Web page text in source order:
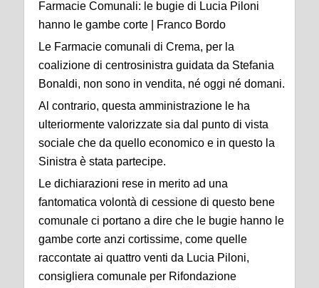
Farmacie Comunali: le bugie di Lucia Piloni
hanno le gambe corte | Franco Bordo
Le Farmacie comunali di Crema, per la
coalizione di centrosinistra guidata da Stefania
Bonaldi, non sono in vendita, né oggi né domani.
Al contrario, questa amministrazione le ha
ulteriormente valorizzate sia dal punto di vista
sociale che da quello economico e in questo la
Sinistra è stata partecipe.
Le dichiarazioni rese in merito ad una
fantomatica volontà di cessione di questo bene
comunale ci portano a dire che le bugie hanno le
gambe corte anzi cortissime, come quelle
raccontate ai quattro venti da Lucia Piloni,
consigliera comunale per Rifondazione